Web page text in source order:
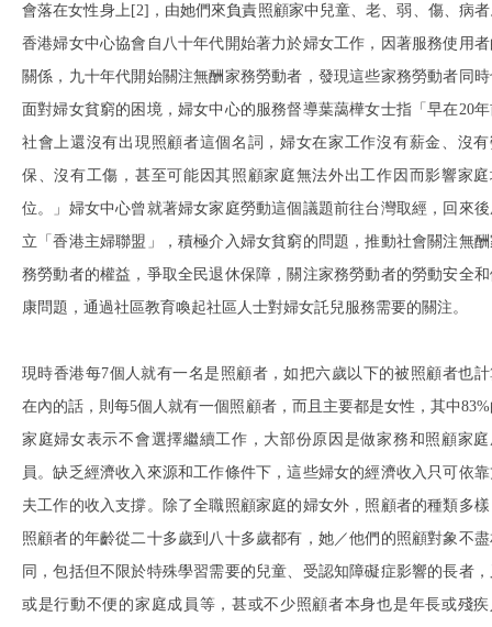
會落在女性身上[2]，由她們來負責照顧家中兒童、老、弱、傷、病
香港婦女中心協會自八十年代開始著力於婦女工作，因著服務使用
關係，九十年代開始關注無酬家務勞動者，發現這些家務勞動者同
面對婦女貧窮的困境，婦女中心的服務督導葉藹樺女士指「早在20
社會上還沒有出現照顧者這個名詞，婦女在家工作沒有薪金、沒有
保、沒有工傷，甚至可能因其照顧家庭無法外出工作因而影響家庭
位。」婦女中心曾就著婦女家庭勞動這個議題前往台灣取經，回來
立「香港主婦聯盟」，積極介入婦女貧窮的問題，推動社會關注無
務勞動者的權益，爭取全民退休保障，關注家務勞動者的勞動安全
康問題，通過社區教育喚起社區人士對婦女託兒服務需要的關注。
現時香港每7個人就有一名是照顧者，如把六歲以下的被照顧者也計
在內的話，則每5個人就有一個照顧者，而且主要都是女性，其中
家庭婦女表示不會選擇繼續工作，大部份原因是做家務和照顧家庭
員。缺乏經濟收入來源和工作條件下，這些婦女的經濟收入只可依
夫工作的收入支撐。除了全職照顧家庭的婦女外，照顧者的種類多
照顧者的年齡從二十多歲到八十多歲都有，她／他們的照顧對象不
同，包括但不限於特殊學習需要的兒童、受認知障礙症影響的長者
或是行動不便的家庭成員等，甚或不少照顧者本身也是年長或殘疾